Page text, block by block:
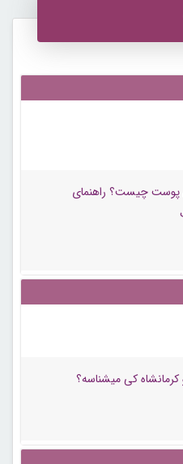
پوست چیست؟ راهنمای
کرمانشاه کی میشناسه؟